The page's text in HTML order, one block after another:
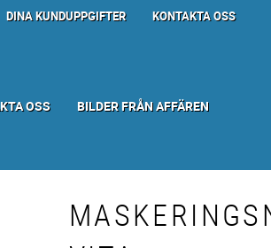
DINA KUNDUPPGIFTER KONTAKTA OSS
OSS
BILDER FRÅN AFFÄREN